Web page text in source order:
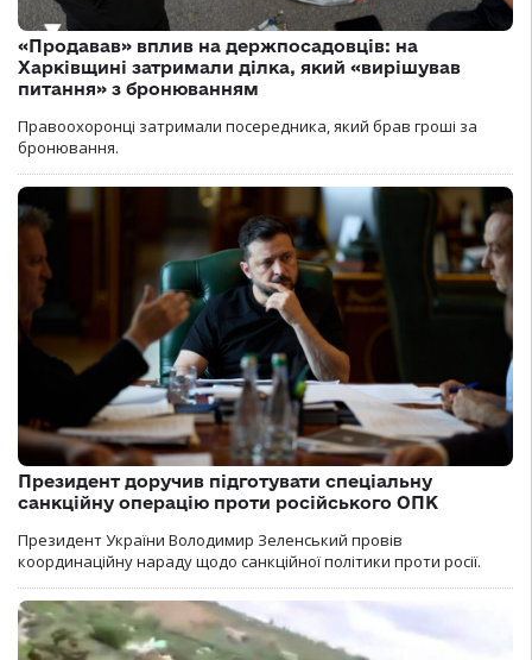
«Продавав» вплив на держпосадовців: на
Харківщині затримали ділка, який «вирішував
питання» з бронюванням
Правоохоронці затримали посередника, який брав гроші за
бронювання.
Президент доручив підготувати спеціальну
санкційну операцію проти російського ОПК
Президент України Володимир Зеленський провів
координаційну нараду щодо санкційної політики проти росії.